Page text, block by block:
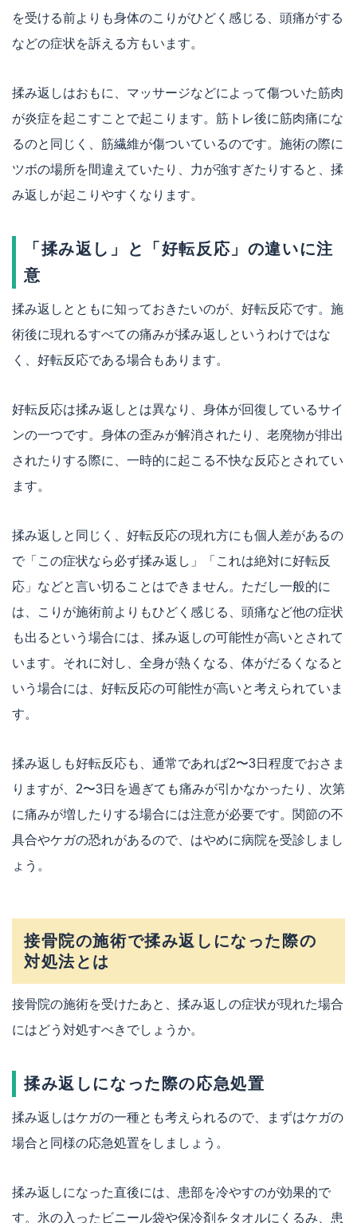
を受ける前よりも身体のこりがひどく感じる、頭痛がする
などの症状を訴える方もいます。
揉み返しはおもに、マッサージなどによって傷ついた筋肉
が炎症を起こすことで起こります。筋トレ後に筋肉痛にな
るのと同じく、筋繊維が傷ついているのです。施術の際に
ツボの場所を間違えていたり、力が強すぎたりすると、揉
み返しが起こりやすくなります。
「揉み返し」と「好転反応」の違いに注
意
揉み返しとともに知っておきたいのが、好転反応です。施
術後に現れるすべての痛みが揉み返しというわけではな
く、好転反応である場合もあります。
好転反応は揉み返しとは異なり、身体が回復しているサイ
ンの一つです。身体の歪みが解消されたり、老廃物が排出
されたりする際に、一時的に起こる不快な反応とされてい
ます。
揉み返しと同じく、好転反応の現れ方にも個人差があるの
で「この症状なら必ず揉み返し」「これは絶対に好転反
応」などと言い切ることはできません。ただし一般的に
は、こりが施術前よりもひどく感じる、頭痛など他の症状
も出るという場合には、揉み返しの可能性が高いとされて
います。それに対し、全身が熱くなる、体がだるくなると
いう場合には、好転反応の可能性が高いと考えられていま
す。
揉み返しも好転反応も、通常であれば2〜3日程度でおさま
りますが、2〜3日を過ぎても痛みが引かなかったり、次第
に痛みが増したりする場合には注意が必要です。関節の不
具合やケガの恐れがあるので、はやめに病院を受診しまし
ょう。
接骨院の施術で揉み返しになった際の
対処法とは
接骨院の施術を受けたあと、揉み返しの症状が現れた場合
にはどう対処すべきでしょうか。
揉み返しになった際の応急処置
揉み返しはケガの一種とも考えられるので、まずはケガの
場合と同様の応急処置をしましょう。
揉み返しになった直後には、患部を冷やすのが効果的で
す。氷の入ったビニール袋や保冷剤をタオルにくるみ、患